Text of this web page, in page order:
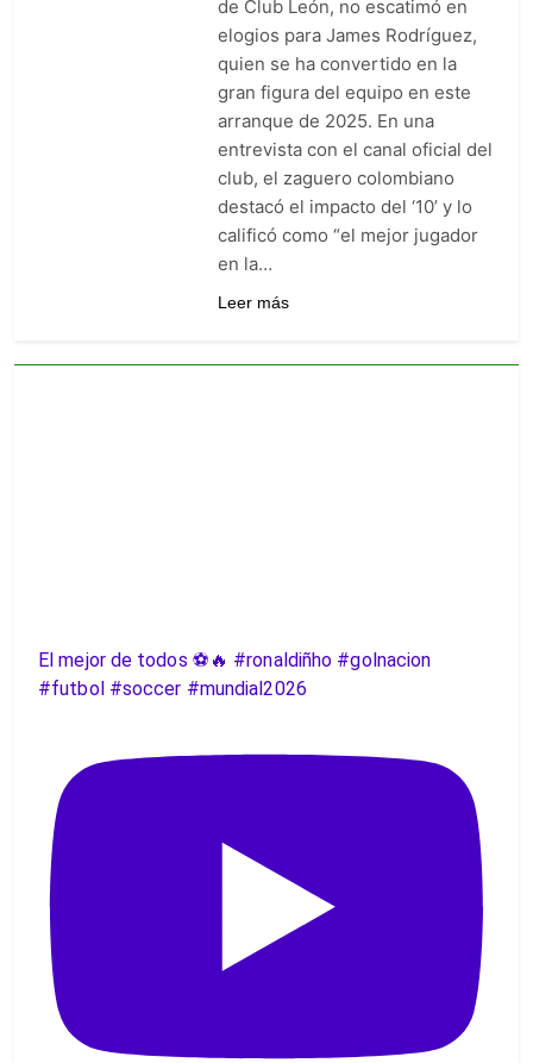
goleó 7-0 a Boyacá Chicó y es
líder de la Liga BetPlay
6 Días Ago
Vuelve la Premier League:
arranca el 21 de agosto con el
Arsenal campeón abriendo
ante el Coventry
6 Días Ago
Escándalo en Montería: el
debut de Nacional se suspendió
por disturbios cuando ganaba
3-0 a Jaguares
6 Días Ago
de Club León, no escatimó en
elogios para James Rodríguez,
quien se ha convertido en la
gran figura del equipo en este
arranque de 2025. En una
entrevista con el canal oficial del
club, el zaguero colombiano
destacó el impacto del ‘10’ y lo
calificó como “el mejor jugador
en la…
Leer más
El mejor de todos ⚽️🔥 #ronaldiñho #golnacion
#futbol #soccer #mundial2026